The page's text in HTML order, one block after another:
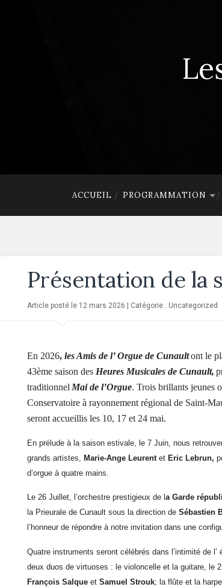
ACCUEIL PROGRAMMATION
Présentation de la
Article posté le 12 mars 2026 | Catégorie : Uncategorized
En 2026,les Amis de l’ Orgue de Cunaultont le
43ème saison des Heures Musicales de Cunault,
traditionnel Mai de l’Orgue.Trois brillantsjeunes
Conservatoire à rayonnement régional de Saint-
seront accueillis les 10, 17 et 24 mai.
En prélude à la saison estivale, le 7 Juin, nous
grands artistes,
Marie-Ange Leurentet Eric Lebrun,
d’orgue à quatre mains.
Le 26 Juillet, l’orchestre prestigieux de la Garde
la Prieurale de Cunaultsous la direction deSébastien
l’honneur de répondre à notre invitation dans une
Quatre instruments serontcélébrés dans l’intimité de
deux duos de virtuoses : le violoncelle et la guitare, le
François Salque etSamuel Strouk; la flûte et la